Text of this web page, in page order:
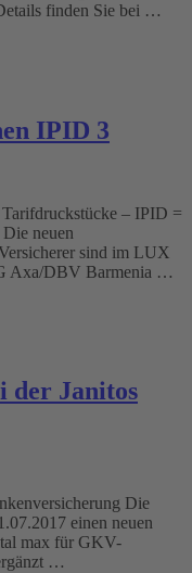
finden Sie bei …
IPID 3
– IPID =
neuen
sind im LUX
Axa/DBV Barmenia …
der Janitos
Die
einen neuen
max für GKV-
…